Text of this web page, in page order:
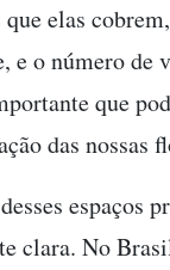
que elas
e o número de
que
das nossas
espaços
clara. No